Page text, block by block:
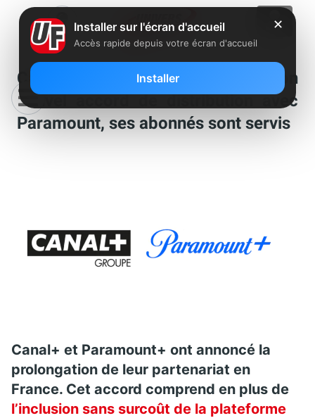
Canal+ dévoile les détails de son
nouvel accord de distribution avec
Paramount, ses abonnés sont servis
Canal+ et Paramount+ ont annoncé la
prolongation de leur partenariat en
France. Cet accord comprend en plus de
l’inclusion sans surcoût de la plateforme
✕
Installer sur l'écran d'accueil
Accès rapide depuis votre écran d'accueil
Installer